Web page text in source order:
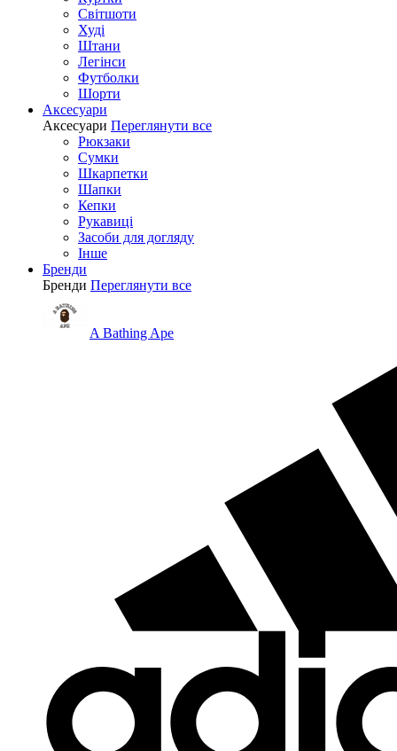
Світшоти
Худі
Штани
Легінси
Футболки
Шорти
Аксесуари
Аксесуари Переглянути все
Рюкзаки
Сумки
Шкарпетки
Шапки
Кепки
Рукавиці
Засоби для догляду
Інше
Бренди
Бренди Переглянути все
A Bathing Ape